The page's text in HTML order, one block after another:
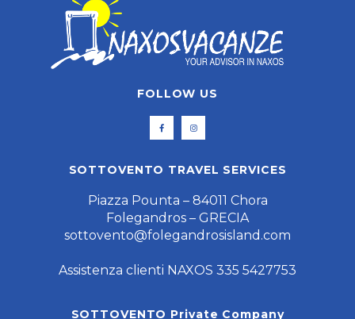
FOLLOW US
SOTTOVENTO TRAVEL SERVICES
Piazza Pounta – 84011 Chora
Folegandros – GRECIA
sottovento@folegandrosisland.com
Assistenza clienti NAXOS 335 5427753
SOTTOVENTO Private Company